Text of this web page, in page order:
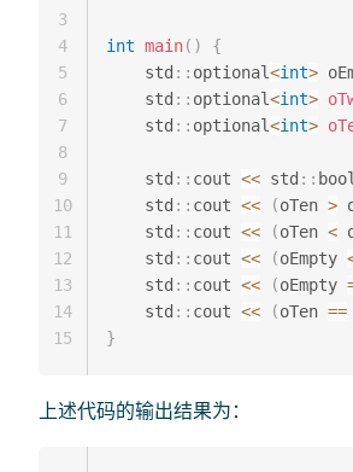
int main( )
{
    std
:: optional<int>
    std
:: optional<int>
    std
:: optional<int>
    std
:: cout << std ::
    std
:: cout << (oTen >
    std
:: cout << (oTen <
    std
:: cout << (oEmpty
    std
:: cout << (oEmpty
    std
:: cout << (oTen ==
}
3
4
5
6
7
8
9
10
11
12
13
14
15
上述代码的输出结果为：